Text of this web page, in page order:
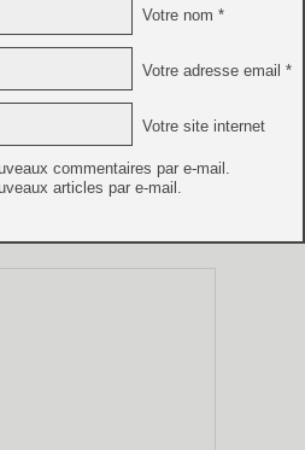
Votre nom *
Votre adresse email *
Votre site internet
commentaires par e-mail.
articles par e-mail.